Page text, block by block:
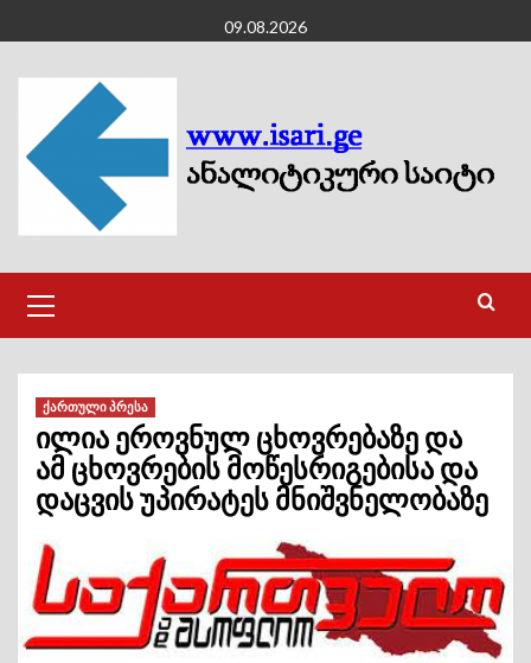
to
content
09.08.2026
Menu
ქართული პრესა
ილია ეროვნულ ცხოვრებაზე და
ამ ცხოვრების მოწესრიგებისა და
დაცვის უპირატეს მნიშვნელობაზე